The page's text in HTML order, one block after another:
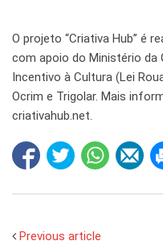
O projeto “Criativa Hub” é
com apoio do Ministério da
Incentivo à Cultura (Lei
Ocrim e Trigolar. Mais
criativahub.net.
Previous article